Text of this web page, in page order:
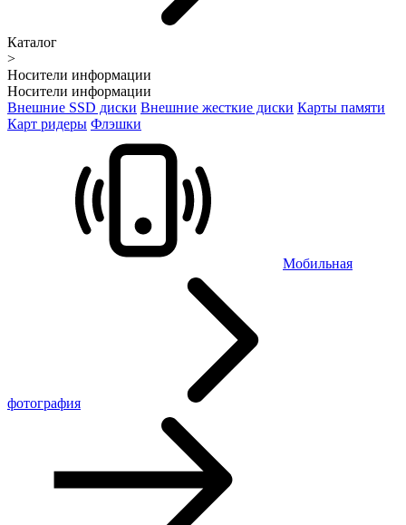
Каталог
>
Носители информации
Носители информации
Внешние SSD диски Внешние жесткие диски Карты памяти
Карт ридеры Флэшки
Мобильная
фотография